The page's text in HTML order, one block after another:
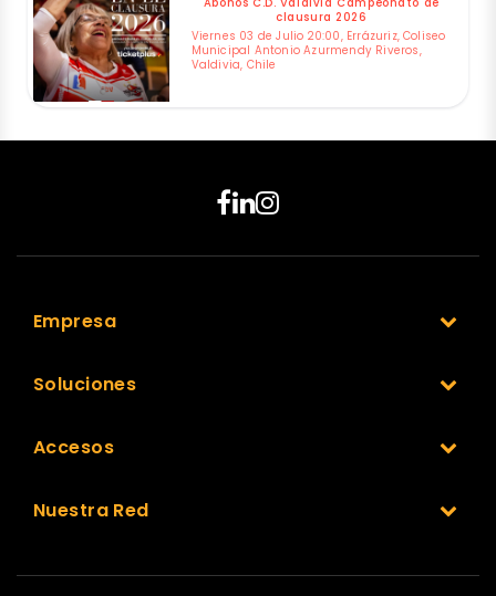
clausura 2026
Viernes 03 de Julio 20:00, Errázuriz, Coliseo
Municipal Antonio Azurmendy Riveros,
Valdivia, Chile
Empresa
Soluciones
Accesos
Nuestra Red